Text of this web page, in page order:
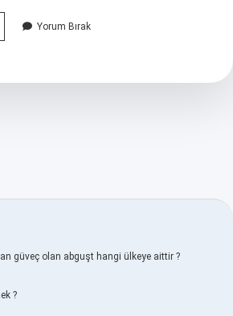
Yorum Bırak
güveç olan abguşt hangi ülkeye aittir ?
?